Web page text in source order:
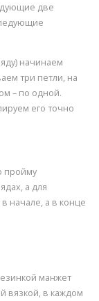
две
начинаем
три петли, на
– по одной.
его точно
пройму
а для
начале, а в конце
манжет
вязкой, в каждом